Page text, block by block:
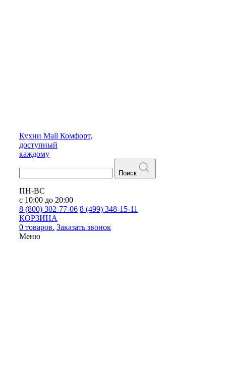
Кухни Mall Комфорт,
доступный
каждому
Поиск
ПН-ВС
с 10:00 до 20:00
8 (800) 302-77-06 8 (499) 348-15-11
КОРЗИНА
0 товаров. Заказать звонок
Меню